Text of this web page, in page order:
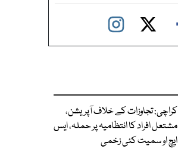
کراچی: تجاوزات کے خلاف آپریشن،
مشتعل افراد کا انتظامیہ پر حملہ، ایس
ایچ او سمیت کئی زخمی